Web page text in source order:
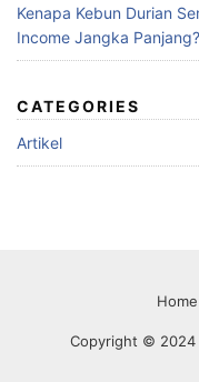
Kenapa Kebun Durian
Income Jangka Panjang?
CATEGORIES
Artikel
Home
Copyright © 2024